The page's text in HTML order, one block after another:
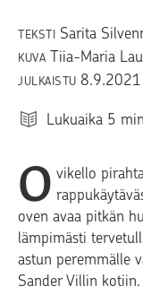
TEKSTI Sarita
KUVA Tiia-Maria
JULKAISTU 8.9.2021
Lukuaika 5 min
O vikello
oven avaa pitkän
lämpimästi
astun peremmälle
Sander Villin kotiin.